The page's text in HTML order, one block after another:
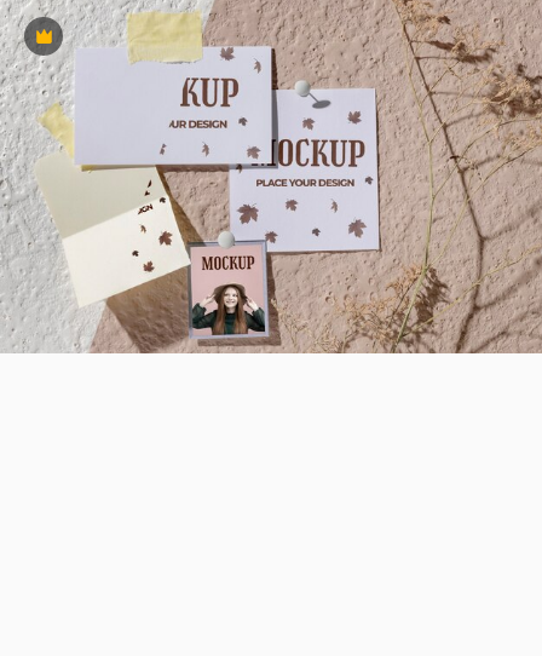
Premium